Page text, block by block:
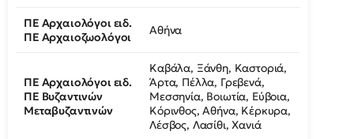
ΠΕ Αρχαιολόγοι ειδ.
ΠΕ Αρχαιοζωολόγοι
Αθήνα
ΠΕ Αρχαιολόγοι ειδ.
ΠΕ Βυζαντινών
Μεταβυζαντινών
Καβάλα, Ξάνθη, Καστοριά,
Άρτα, Πέλλα, Γρεβενά,
Μεσσηνία, Βοιωτία, Εύβοια,
Κόρινθος, Αθήνα, Κέρκυρα,
Λέσβος, Λασίθι, Χανιά